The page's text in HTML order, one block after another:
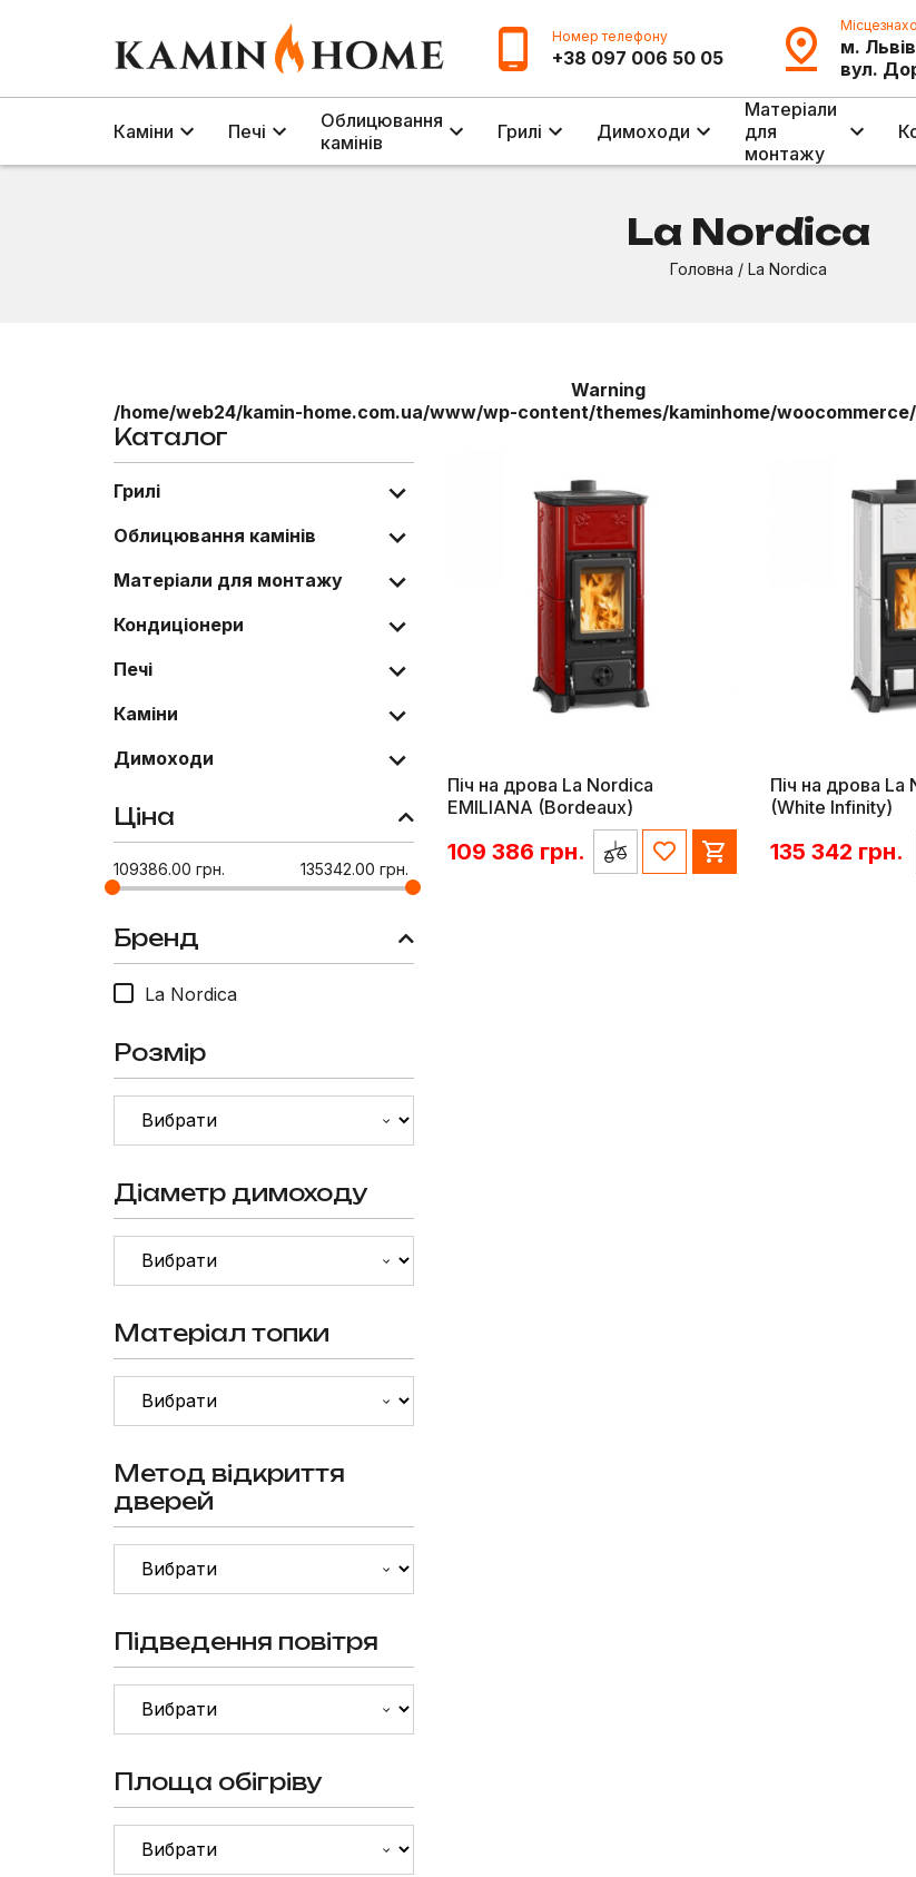
Номер телефону
+38 097 006 50 05
м.
вул.
Каміни Печі
Облицювання
камінів
Грилі Димоходи
Матеріали
для
монтажу
La Nordica
Головна / La Nordica
Warning
/home/web24/kamin-home.com.ua/www/wp-content/themes/kaminhome/
Каталог
Грилі
Облицювання камінів
Матеріали для монтажу
Кондиціонери
Печі
Каміни
Димоходи
Ціна
109386.00 грн. 135342.00 грн.
Бренд
La Nordica
Розмір
Діаметр димоходу
Матеріал топки
Метод відкриття
дверей
Підведення повітря
Площа обігріву
Піч на дрова La Nordica
EMILIANA (Bordeaux)
109 386 грн.
Піч на дрова La
(White Infinity)
135 342 грн.